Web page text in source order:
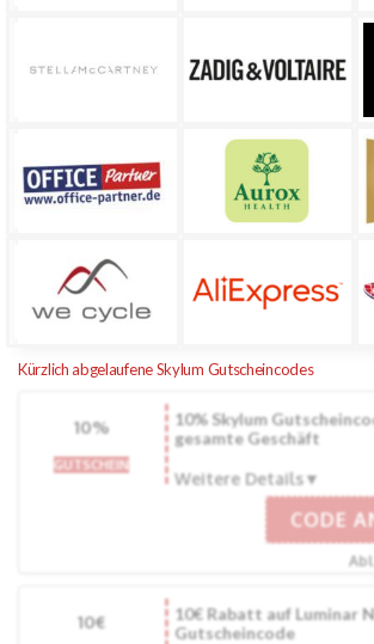
Kürzlich abgelaufene Skylum Gutscheincodes
10%
GUTSCHEIN
10% Skylum
gesamte Geschäft
Weitere Details
CODE
10€
10€ Rabatt auf Luminar
Gutscheincode